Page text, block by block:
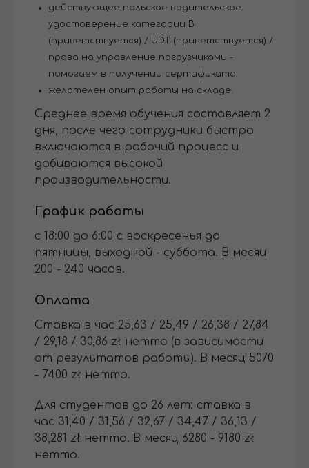
действующее польское водительское
удостоверение категории B
(приветствуется) / UDT (приветствуется) /
права на управление погрузчиками -
помогаем в получении сертификата;
желателен опыт работы на складе.
Среднее время обучения составляет 2
дня, после чего сотрудники быстро
включаются в рабочий процесс и
добиваются высокой
производительности.
График работы
с 18:00 до 6:00 с воскресенья до
пятницы, выходной - суббота. В месяц
200 - 240 часов.
Оплата
Ставка в час 25,63 / 25,49 / 26,38 / 27,84
/ 29,18 / 30,86 zł нетто (в зависимости
от результатов работы). В месяц 5070
- 7400 zł нетто.
Для студентов до 26 лет: ставка в
час 31,40 / 31,56 / 32,67 / 34,47 / 36,13 /
38,281 zł нетто. В месяц 6280 - 9180 zł
нетто.